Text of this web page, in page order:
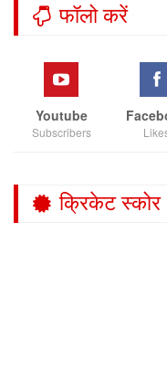
फॉलो करें
Youtube
Subscribers
क्रिकेट स्कोर